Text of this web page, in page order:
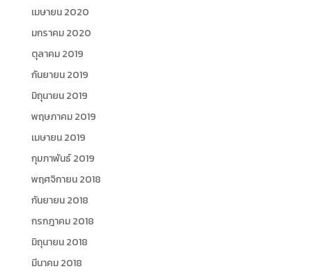
เมษายน 2020
มกราคม 2020
ตุลาคม 2019
กันยายน 2019
มิถุนายน 2019
พฤษภาคม 2019
เมษายน 2019
กุมภาพันธ์ 2019
พฤศจิกายน 2018
กันยายน 2018
กรกฎาคม 2018
มิถุนายน 2018
มีนาคม 2018